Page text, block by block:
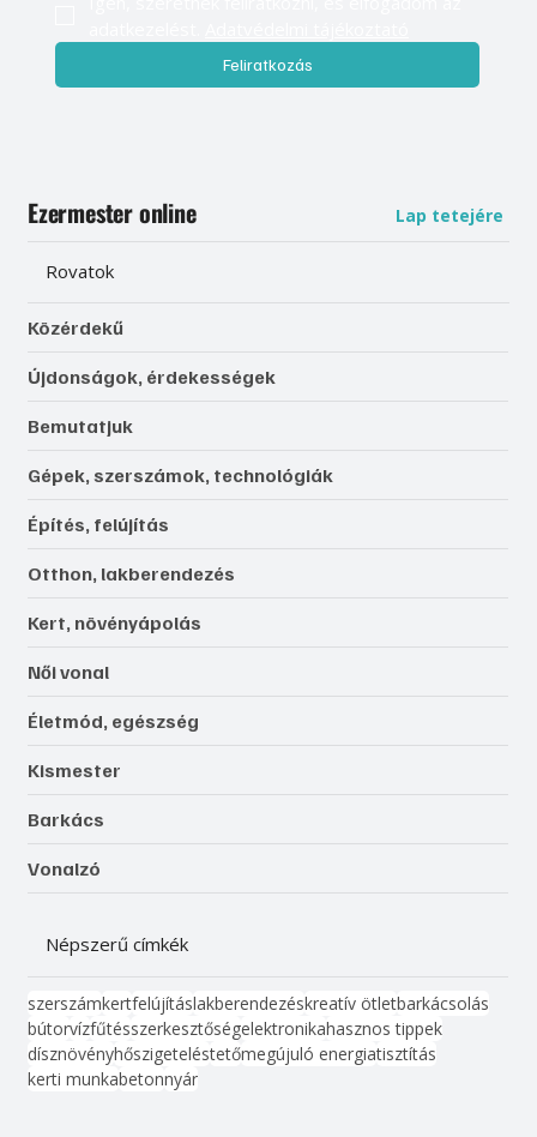
Feliratkozás
Ezermester online Lap tetejére
Rovatok
Közérdekű
Újdonságok, érdekességek
Bemutatjuk
Gépek, szerszámok, technológiák
Építés, felújítás
Otthon, lakberendezés
Kert, növényápolás
Női vonal
Életmód, egészség
Kismester
Barkács
Vonalzó
Népszerű címkék
szerszámkertfelújításlakberendezéskreatív ötletbarkácsolás
bútorvízfűtésszerkesztőségelektronikahasznos tippek
dísznövényhőszigeteléstetőmegújuló energiatisztítás
kerti munkabetonnyár